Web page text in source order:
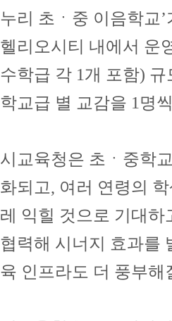
누리 초ㆍ중 이음학교
헬리오시티 내에서 운
수학급 각 1개 포함)
학교급 별 교감을 1명
시교육청은 초ㆍ중학
화되고, 여러 연령의
레 익힐 것으로 기대
협력해 시너지 효과를
육 인프라도 더 풍부